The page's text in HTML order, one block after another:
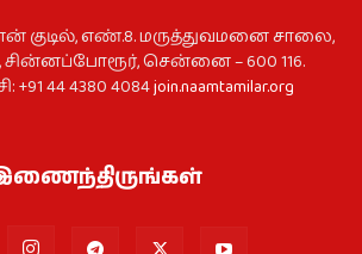
குடில், எண்.8. மருத்துவமனை சாலை,
சின்னப்போரூர், சென்னை – 600 116.
44 4380 4084join.naamtamilar.org